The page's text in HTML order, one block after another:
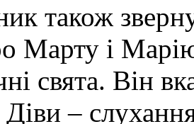
також
Марту і
свята. Він
Діви –